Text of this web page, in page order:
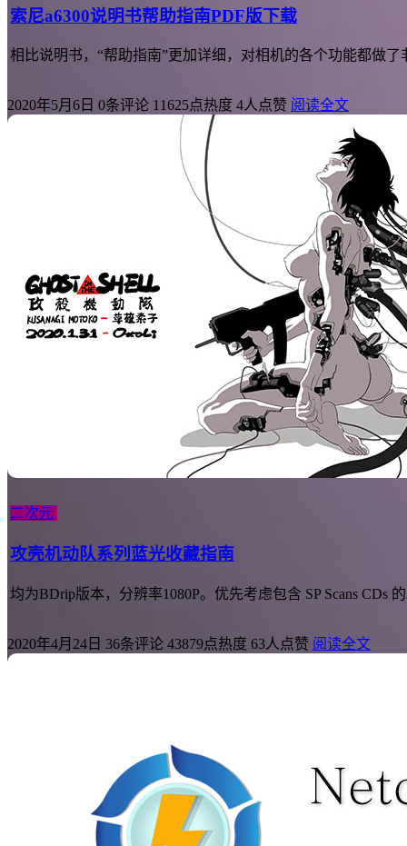
索尼a6300说明书帮助指南PDF版下载
相比说明书，“帮助指南”更加详细，对相机的各个功能都做
2020年5月6日 0条评论 11625点热度 4人点赞 阅读全文
二次元
攻壳机动队系列蓝光收藏指南
均为BDrip版本，分辨率1080P。优先考虑包含 SP Scans
2020年4月24日 36条评论 43879点热度 63人点赞 阅读全文